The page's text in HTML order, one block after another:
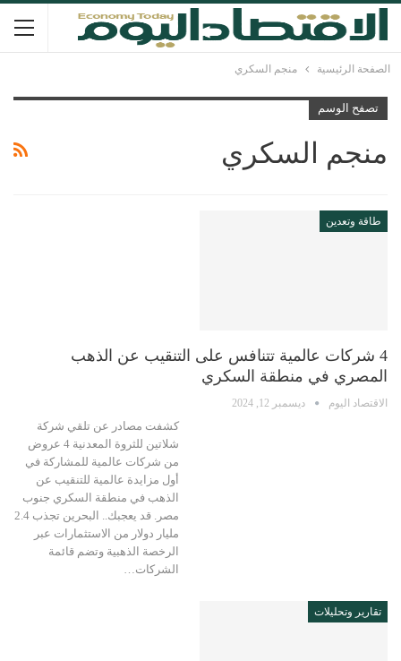
الصفحة الرئيسية منجم السكري
تصفح الوسم
منجم السكري
طاقة وتعدين
4 شركات عالمية تتنافس على التنقيب عن الذهب
المصري في منطقة السكري
الاقتصاد اليوم ديسمبر 12, 2024
كشفت مصادر عن تلقي شركة
شلاتين للثروة المعدنية 4 عروض
من شركات عالمية للمشاركة في
أول مزايدة عالمية للتنقيب عن
الذهب في منطقة السكري جنوب
مصر. قد يعجبك.. البحرين تجذب 2.4
مليار دولار من الاستثمارات عبر
الرخصة الذهبية وتضم قائمة
الشركات…
تقارير وتحليلات